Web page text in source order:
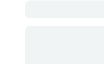
מוציאה בכל שנה אסופה